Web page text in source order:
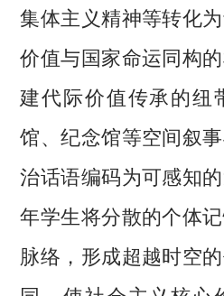
集体主义精神等转化
价值与国家命运同构
建代际价值传承的纽
馆、纪念馆等空间叙
治话语编码为可感知
年学生将分散的个体
脉络，形成超越时空